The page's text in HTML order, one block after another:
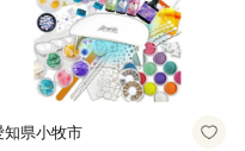
島観光協会
12：00／13：00‐17：
知県小牧市